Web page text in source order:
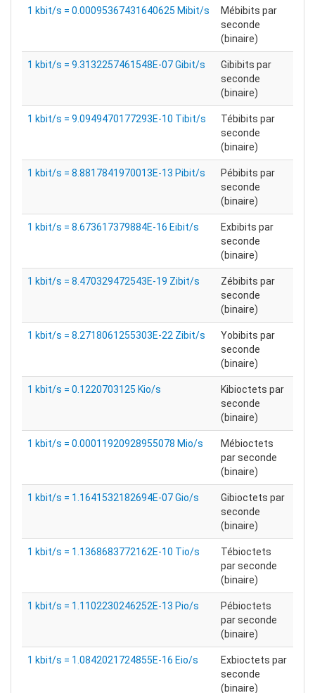
1 kbit/s = 0.00095367431640625 Mibit/s
Mébibits par
seconde
(binaire)
1 kbit/s = 9.3132257461548E-07 Gibit/s
Gibibits par
seconde
(binaire)
1 kbit/s = 9.0949470177293E-10 Tibit/s
Tébibits par
seconde
(binaire)
1 kbit/s = 8.8817841970013E-13 Pibit/s
Pébibits par
seconde
(binaire)
1 kbit/s = 8.673617379884E-16 Eibit/s
Exbibits par
seconde
(binaire)
1 kbit/s = 8.470329472543E-19 Zibit/s
Zébibits par
seconde
(binaire)
1 kbit/s = 8.2718061255303E-22 Zibit/s
Yobibits par
seconde
(binaire)
1 kbit/s = 0.1220703125 Kio/s
Kibioctets par
seconde
(binaire)
1 kbit/s = 0.00011920928955078 Mio/s
Mébioctets
par seconde
(binaire)
1 kbit/s = 1.1641532182694E-07 Gio/s
Gibioctets par
seconde
(binaire)
1 kbit/s = 1.1368683772162E-10 Tio/s
Tébioctets
par seconde
(binaire)
1 kbit/s = 1.1102230246252E-13 Pio/s
Pébioctets
par seconde
(binaire)
1 kbit/s = 1.0842021724855E-16 Eio/s
Exbioctets par
seconde
(binaire)